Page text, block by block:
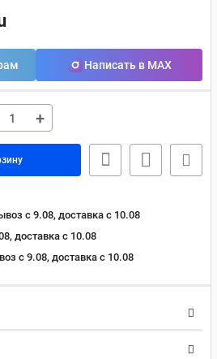
Написать в MAX
+
с 9.08, доставка c 10.08
доставка c 10.08
с 9.08, доставка c 10.08